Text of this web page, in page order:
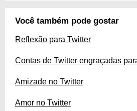
Você também pode gostar
Reflexão para Twitter
Contas de Twitter engraçadas
Amizade no Twitter
Amor no Twitter